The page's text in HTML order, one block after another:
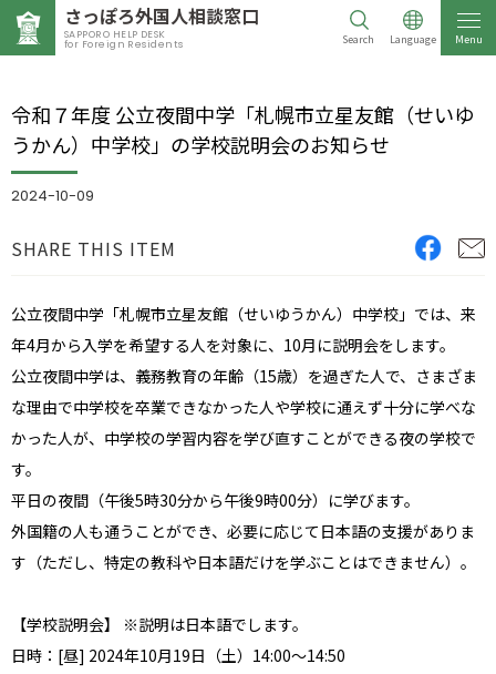
さっぽろ外国人相談窓口
SAPPORO HELP DESK
for Foreign Residents Search Language Menu
令和７年度 公立夜間中学「札幌市立星友館（せいゆ
うかん）中学校」の学校説明会のお知らせ
2024-10-09
SHARE THIS ITEM
公立夜間中学「札幌市立星友館（せいゆうかん）中学校」では、来
年4月から入学を希望する人を対象に、10月に説明会をします。
公立夜間中学は、義務教育の年齢（15歳）を過ぎた人で、さまざま
な理由で中学校を卒業できなかった人や学校に通えず十分に学べな
かった人が、中学校の学習内容を学び直すことができる夜の学校で
す。
平日の夜間（午後5時30分から午後9時00分）に学びます。
外国籍の人も通うことができ、必要に応じて日本語の支援がありま
す（ただし、特定の教科や日本語だけを学ぶことはできません）。
【学校説明会】 ※説明は日本語でします。
日時：[昼] 2024年10月19日（土）14:00～14:50